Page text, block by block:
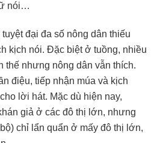
nói…
đại đa số nông dân thiếu
kịch nói. Đặc biệt ở tuồng, nhiều
thế nhưng nông dân vẫn thích.
điệu, tiếp nhận múa và kịch
lời hát. Mặc dù hiện nay,
giả ở các đô thị lớn, nhưng
chỉ lẩn quẩn ở mấy đô thị lớn,